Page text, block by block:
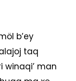
b’ey
taq
winaqi’ man